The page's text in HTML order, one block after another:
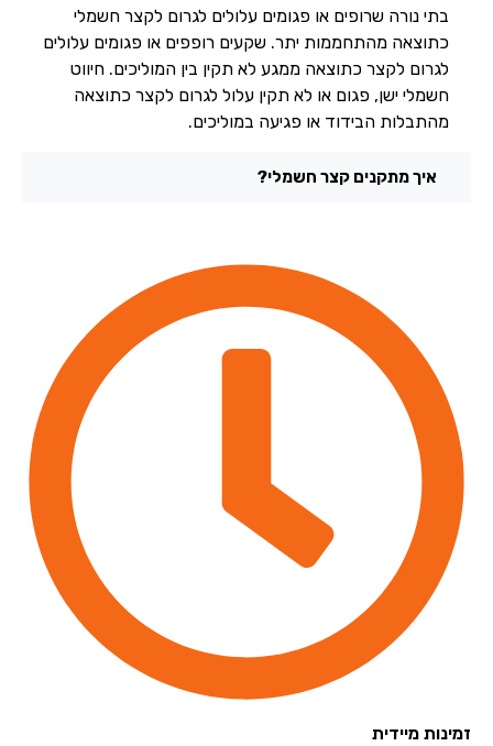
בתי נורה שרופים או פגומים עלולים לגרום לקצר חשמלי
כתוצאה מהתחממות יתר. שקעים רופפים או פגומים עלולים
לגרום לקצר כתוצאה ממגע לא תקין בין המוליכים. חיווט
חשמלי ישן, פגום או לא תקין עלול לגרום לקצר כתוצאה
מהתבלות הבידוד או פגיעה במוליכים.
איך מתקנים קצר חשמלי?
מיידית